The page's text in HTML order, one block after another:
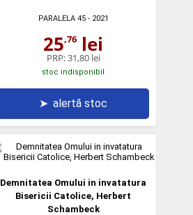
PARALELA 45- 2021
25,76 lei
PRP:31,80 lei
stoc indisponibil
➤ alertă stoc
Demnitatea Omului in invatatura
Bisericii Catolice, Herbert
Schambeck